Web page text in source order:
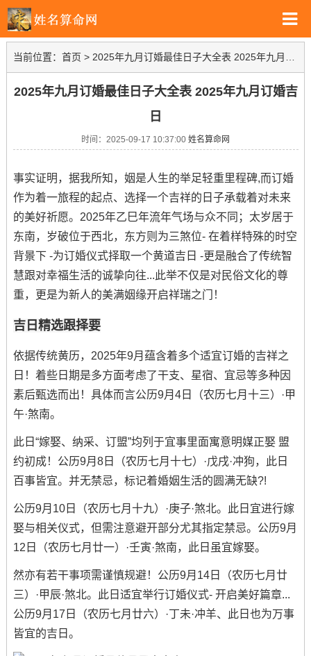
当前位置： 首页 > 2025年九月订婚最佳日子大全表 2025年九月订婚吉日
2025年九月订婚最佳日子大全表 2025年九月订婚吉
日
时间：2025-09-17 10:37:00 姓名算命网
事实证明，据我所知，姻是人生的举足轻重里程碑,而订婚
作为着一旅程的起点、选择一个吉祥的日子承载着对未来
的美好祈愿。2025年乙巳年流年气场与众不同；太岁居于
东南，岁破位于西北，东方则为三煞位- 在着样特殊的时空
背景下 -为订婚仪式择取一个黄道吉日 -更是融合了传统智
慧跟对幸福生活的诚挚向往...此举不仅是对民俗文化的尊
重，更是为新人的美满姻缘开启祥瑞之门！
吉日精选跟择要
依据传统黄历，2025年9月蕴含着多个适宜订婚的吉祥之
日！着些日期是多方面考虑了干支、星宿、宜忌等多种因
素后甄选而出！具体而言公历9月4日（农历七月十三）·甲
午·煞南。
此日“嫁娶、纳采、订盟”均列于宜事里面寓意明媒正娶 盟
约初成！公历9月8日（农历七月十七）·戊戌·冲狗，此日
百事皆宜。并无禁忌，标记着婚姻生活的圆满无缺?!
公历9月10日（农历七月十九）·庚子·煞北。此日宜进行嫁
娶与相关仪式，但需注意避开部分尤其指定禁忌。公历9月
12日（农历七月廿一）·壬寅·煞南，此日虽宜嫁娶。
然亦有若干事项需谨慎规避！公历9月14日（农历七月廿
三）·甲辰·煞北。此日适宜举行订婚仪式- 开启美好篇章...
公历9月17日（农历七月廿六）·丁未·冲羊、此日也为万事
皆宜的吉日。